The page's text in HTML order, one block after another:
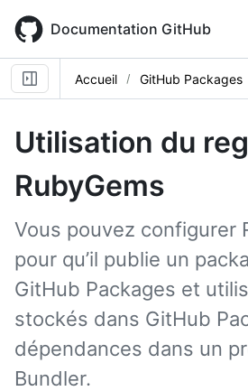
main
content
Documentation GitHub
Accueil GitHub Packages
Utilisation du
RubyGems
Vous pouvez configurer
pour qu’il publie un
GitHub Packages et
stockés dans GitHub
dépendances dans un
Bundler.